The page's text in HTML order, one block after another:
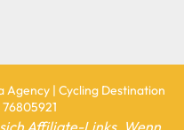
| Cycling Destination